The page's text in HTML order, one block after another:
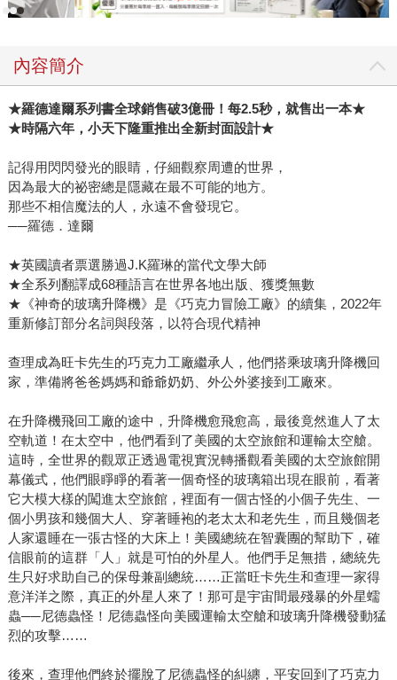
內容簡介
★羅德達爾系列書全球銷售破3億冊！每2.5秒，就售出一本★
★時隔六年，小天下隆重推出全新封面設計★
記得用閃閃發光的眼睛，仔細觀察周遭的世界，
因為最大的祕密總是隱藏在最不可能的地方。
那些不相信魔法的人，永遠不會發現它。
──羅德．達爾
★英國讀者票選勝過J.K羅琳的當代文學大師
★全系列翻譯成68種語言在世界各地出版、獲獎無數
★《神奇的玻璃升降機》是《巧克力冒險工廠》的續集，2022年
重新修訂部分名詞與段落，以符合現代精神
查理成為旺卡先生的巧克力工廠繼承人，他們搭乘玻璃升降機回
家，準備將爸爸媽媽和爺爺奶奶、外公外婆接到工廠來。
在升降機飛回工廠的途中，升降機愈飛愈高，最後竟然進人了太
空軌道！在太空中，他們看到了美國的太空旅館和運輸太空艙。
這時，全世界的觀眾正透過電視實況轉播觀看美國的太空旅館開
幕儀式，他們眼睜睜的看著一個奇怪的玻璃箱出現在眼前，看著
它大模大樣的闖進太空旅館，裡面有一個古怪的小個子先生、一
個小男孩和幾個大人、穿著睡袍的老太太和老先生，而且幾個老
人家還睡在一張古怪的大床上！美國總統在智囊團的幫助下，確
信眼前的這群「人」就是可怕的外星人。他們手足無措，總統先
生只好求助自己的保母兼副總統……正當旺卡先生和查理一家得
意洋洋之際，真正的外星人來了！那可是宇宙間最殘暴的外星蠕
蟲──尼德蟲怪！尼德蟲怪向美國運輸太空艙和玻璃升降機發動猛
烈的攻擊……
後來，查理他們終於擺脫了尼德蟲怪的糾纏，平安回到了巧克力